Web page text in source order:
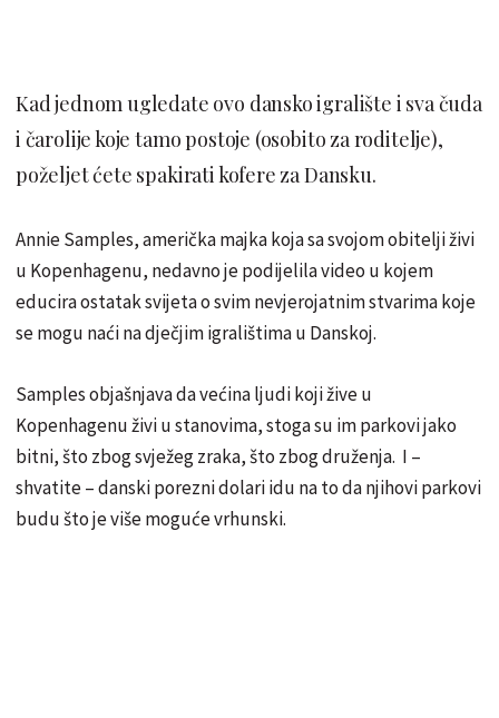
Kad jednom ugledate ovo dansko igralište i sva čuda
i čarolije koje tamo postoje (osobito za roditelje),
poželjet ćete spakirati kofere za Dansku.
Annie Samples, američka majka koja sa svojom obitelji živi
u Kopenhagenu, nedavno je podijelila video u kojem
educira ostatak svijeta o svim nevjerojatnim stvarima koje
se mogu naći na dječjim igralištima u Danskoj.
Samples objašnjava da većina ljudi koji žive u
Kopenhagenu živi u stanovima, stoga su im parkovi jako
bitni, što zbog svježeg zraka, što zbog druženja. I –
shvatite – danski porezni dolari idu na to da njihovi parkovi
budu što je više moguće vrhunski.